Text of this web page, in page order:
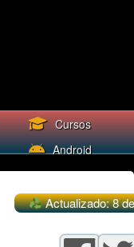
Cursos
Android
Actualizado: 8